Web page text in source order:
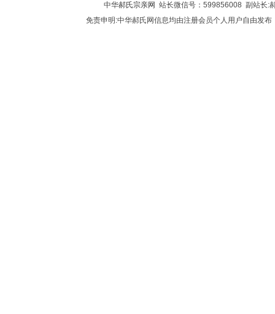
中华郝氏宗亲网 站长微信号：599856008 副站长:
免责申明:中华郝氏网信息均由注册会员个人用户自由发